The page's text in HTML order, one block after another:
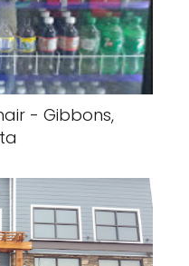
- Gibbons,